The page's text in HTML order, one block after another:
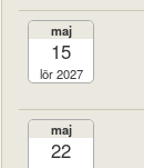
maj
15
lör 2027
maj
22